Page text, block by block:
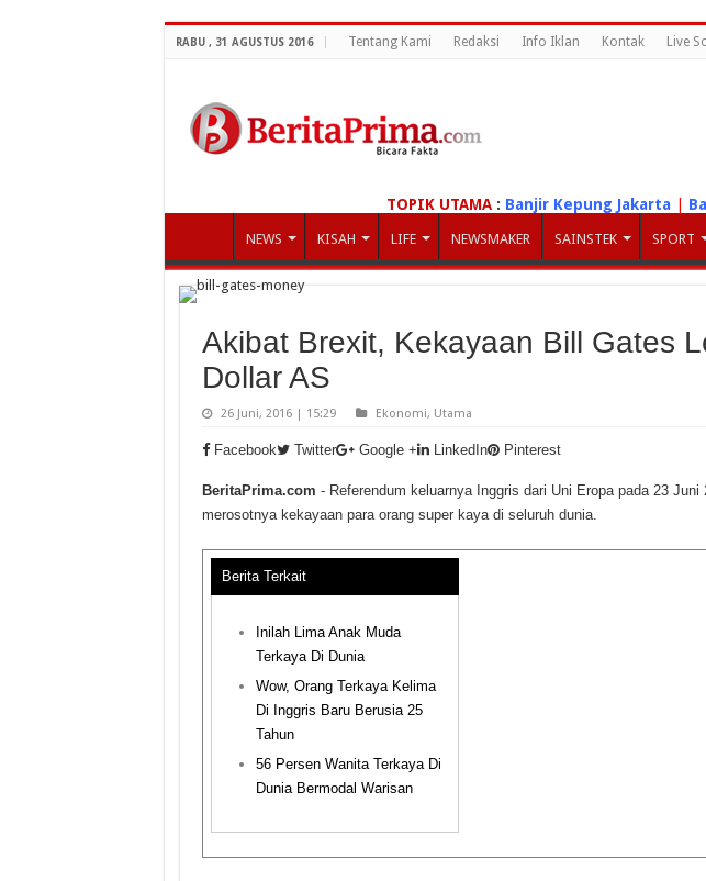
RABU , 31 AGUSTUS 2016 Tentang Kami Redaksi Info Iklan Kontak Live
TOPIK UTAMA: Banjir Kepung Jakarta
NEWS KISAH LIFE NEWSMAKER SAINSTEK SPORT
Akibat Brexit, Kekayaan Bill Gates
Dollar AS
26 Juni, 2016 | 15:29 Ekonomi, Utama
Facebook Twitter Google + LinkedIn Pinterest
BeritaPrima.com - Referendum keluarnya Inggris dari Uni Eropa pada 23 Juni
merosotnya kekayaan para orang super kaya di seluruh dunia.
Berita Terkait
Inilah Lima Anak Muda
Terkaya Di Dunia
Wow, Orang Terkaya Kelima
Di Inggris Baru Berusia 25
Tahun
56 Persen Wanita Terkaya Di
Dunia Bermodal Warisan